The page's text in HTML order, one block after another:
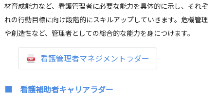
材育成能力など、看護管理者に必要な能力を具体的に示し、それぞ
れの行動目標に向け段階的にスキルアップしていきます。危機管理
や創造性など、管理者としての総合的な能力を身につけます。
看護管理者マネジメントラダー
■ 看護補助者キャリアラダー